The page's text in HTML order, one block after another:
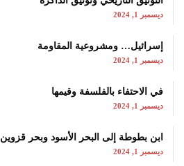
ديسمبر 1, 2024
إسرائيل… ومشروعية المقاومة
ديسمبر 1, 2024
في الاحتفاء بالفلسفة وقيمها
ديسمبر 1, 2024
ابن بطوطة إلى البحر الأسود وبحر قزوين
ديسمبر 1, 2024